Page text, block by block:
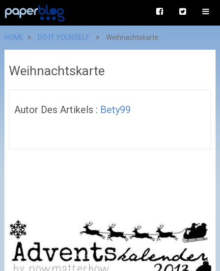
HOME DO IT YOURSELF Weihnachtskarte
Weihnachtskarte
Autor Des Artikels : Bety99